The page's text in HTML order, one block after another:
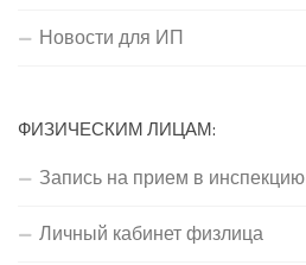
Новости для ИП
ФИЗИЧЕСКИМ ЛИЦАМ:
Запись на прием в инспекцию
Личный кабинет физлица